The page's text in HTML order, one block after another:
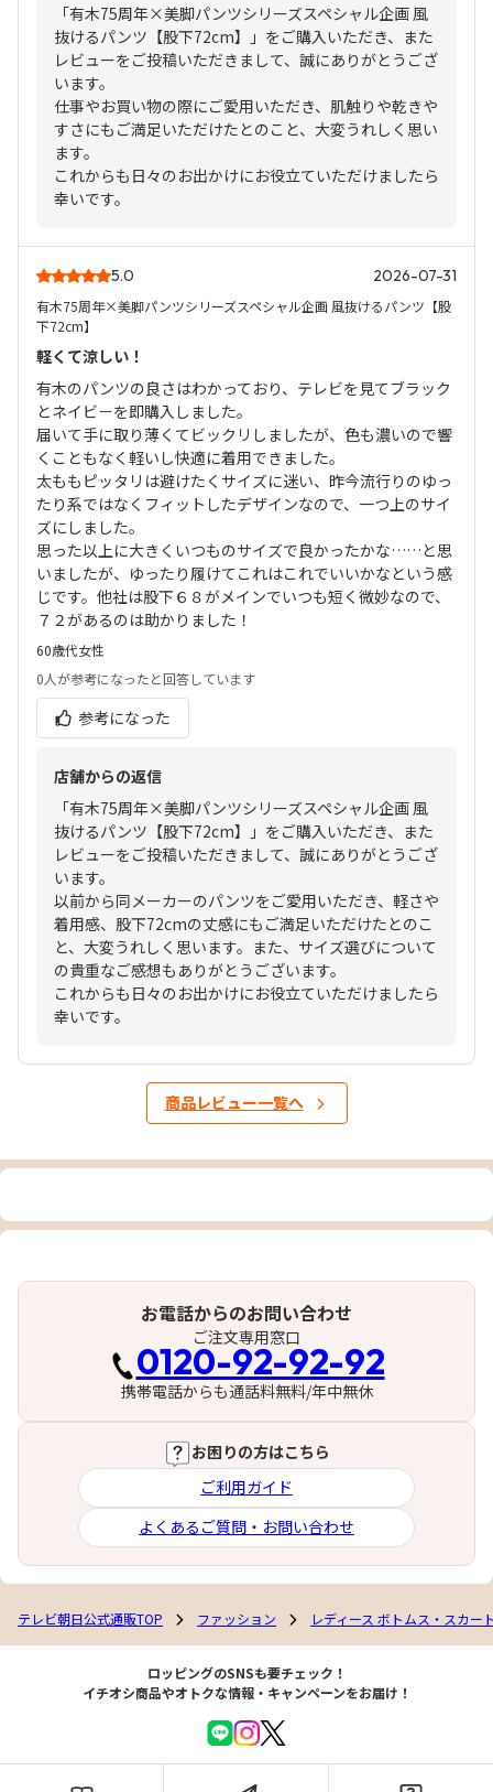
「有木75周年×美脚パンツシリーズスペシャル企画 風
抜けるパンツ【股下72cm】」をご購入いただき、また
レビューをご投稿いただきまして、誠にありがとうござ
います。
仕事やお買い物の際にご愛用いただき、肌触りや乾きや
すさにもご満足いただけたとのこと、大変うれしく思い
ます。
これからも日々のお出かけにお役立ていただけましたら
幸いです。
5.0 2026-07-31
有木75周年×美脚パンツシリーズスペシャル企画 風抜けるパンツ【股
下72cm】
軽くて涼しい！
有木のパンツの良さはわかっており、テレビを見てブラック
とネイビ－を即購入しました。
届いて手に取り薄くてビックリしましたが、色も濃いので響
くこともなく軽いし快適に着用できました。
太ももピッタリは避けたくサイズに迷い、昨今流行りのゆっ
たり系ではなくフィットしたデザインなので、一つ上のサイ
ズにしました。
思った以上に大きくいつものサイズで良かったかな……と思
いましたが、ゆったり履けてこれはこれでいいかなという感
じです。他社は股下６８がメインでいつも短く微妙なので、
７２があるのは助かりました！
60歳代女性
0人が参考になったと回答しています
参考になった
店舗からの返信
「有木75周年×美脚パンツシリーズスペシャル企画 風
抜けるパンツ【股下72cm】」をご購入いただき、また
レビューをご投稿いただきまして、誠にありがとうござ
います。
以前から同メーカーのパンツをご愛用いただき、軽さや
着用感、股下72cmの丈感にもご満足いただけたとのこ
と、大変うれしく思います。また、サイズ選びについて
の貴重なご感想もありがとうございます。
これからも日々のお出かけにお役立ていただけましたら
幸いです。
商品レビュー一覧へ
お電話からのお問い合わせ
ご注文専用窓口
0120-92-92-92
携帯電話からも通話料無料/年中無休
お困りの方はこちら
ご利用ガイド
よくあるご質問・お問い合わせ
テレビ朝日公式通販TOP ファッション レディース ボトムス・スカー
ロッピングのSNSも要チェック！
イチオシ商品やオトクな情報・キャンペーンをお届け！